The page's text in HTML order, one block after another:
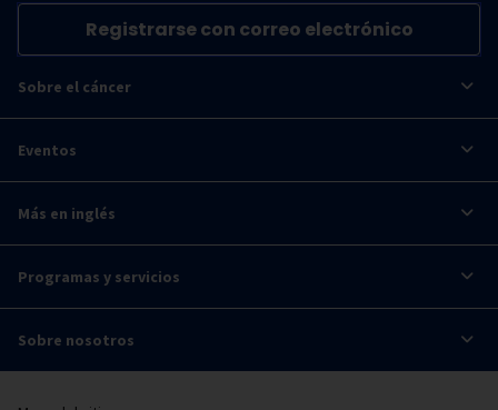
Registrarse con correo electrónico
Sobre el cáncer
Eventos
Más en inglés
Programas y servicios
Sobre nosotros